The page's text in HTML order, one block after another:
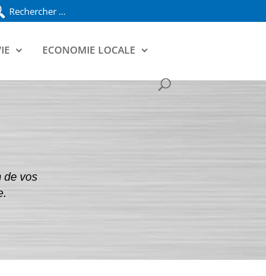
ECONOMIE LOCALE
de vos